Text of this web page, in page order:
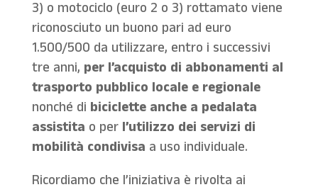
3) o motociclo (euro 2 o 3) rottamato viene
riconosciuto un buono pari ad euro
1.500/500 da utilizzare, entro i successivi
tre anni, per l’acquisto di abbonamenti al
trasporto pubblico locale e regionale
nonché di biciclette anche a pedalata
assistita o per l’utilizzo dei servizi di
mobilità condivisa a uso individuale.
Ricordiamo che l’iniziativa è rivolta ai